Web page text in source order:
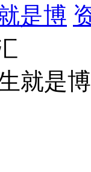
是博
就是博